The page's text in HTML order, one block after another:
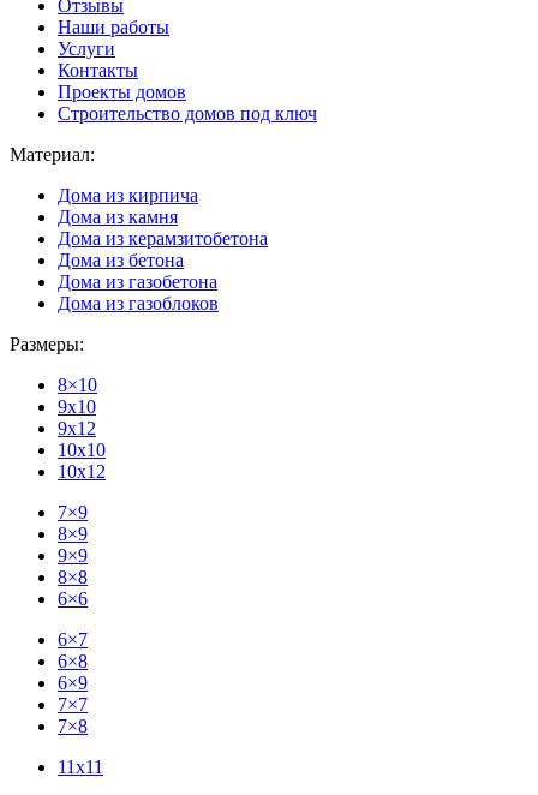
Отзывы
Наши работы
Услуги
Контакты
Проекты домов
Строительство домов под ключ
Материал:
Дома из кирпича
Дома из камня
Дома из керамзитобетона
Дома из бетона
Дома из газобетона
Дома из газоблоков
Размеры:
8×10
9x10
9x12
10x10
10x12
7×9
8×9
9×9
8×8
6×6
6×7
6×8
6×9
7×7
7×8
11x11